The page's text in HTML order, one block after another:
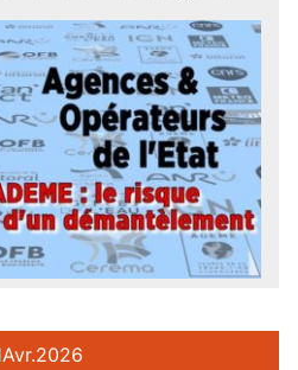
Avr.2026